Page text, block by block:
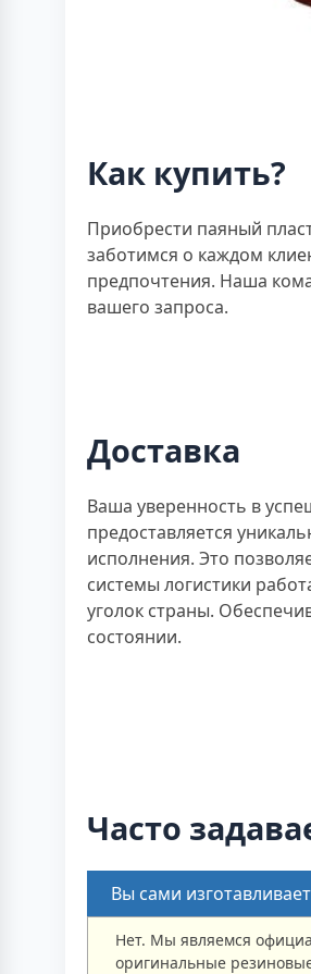
Как купить?
Приобрести паяный
заботимся о каждом
предпочтения. Наша
вашего запроса.
Доставка
Ваша уверенность в
предоставляется
исполнения. Это
системы логистики
уголок страны.
состоянии.
Часто
Вы сами
Нет. Мы являемся
оригинальные